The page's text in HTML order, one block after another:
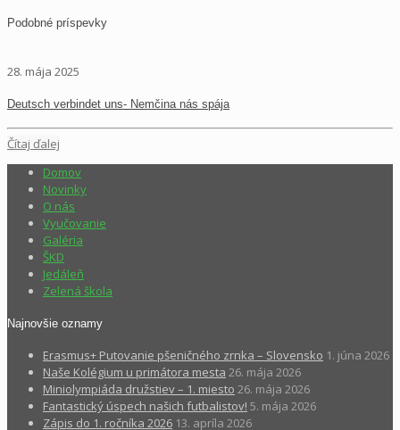
Podobné príspevky
28. mája 2025
Deutsch verbindet uns- Nemčina nás spája
Čítaj ďalej
Domov
Novinky
O nás
Vyučovanie
Galéria
ŠKD
Jedáleň
Zelená škola
Najnovšie oznamy
Erasmus+ Putovanie pšeničného zrnka – Slovensko 1. júna 2026
Naše Kolégium u primátora mesta 26. mája 2026
Miniolympiáda družstiev – 1. miesto 26. mája 2026
Fantastický úspech našich futbalistov! 5. mája 2026
Zápis do 1. ročníka 2026 13. apríla 2026